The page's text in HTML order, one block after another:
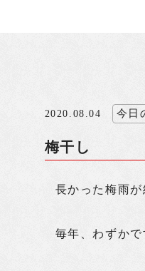
2020.08.04 今日
梅干し
長かった梅雨
毎年、わずか